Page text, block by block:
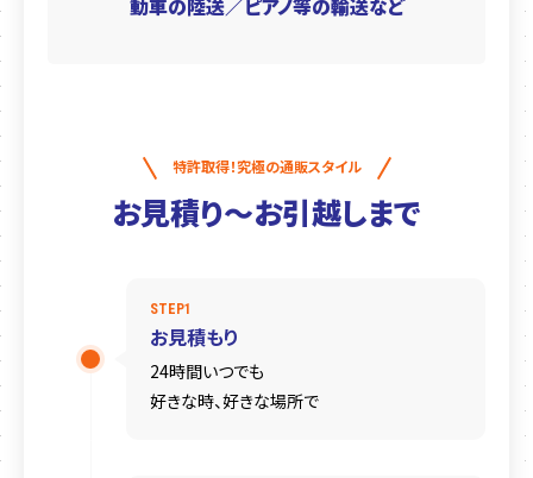
動車の陸送／ピアノ等の輸送など
特許取得！究極の通販スタイル
お見積り〜お引越しまで
STEP1
お見積もり
24時間いつでも
好きな時、好きな場所で